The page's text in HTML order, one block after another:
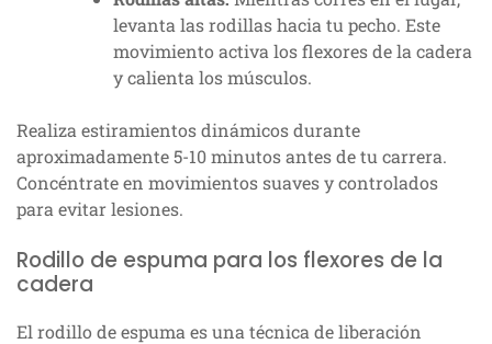
levanta las rodillas hacia tu pecho. Este
movimiento activa los flexores de la cadera
y calienta los músculos.
Realiza estiramientos dinámicos durante
aproximadamente 5-10 minutos antes de tu carrera.
Concéntrate en movimientos suaves y controlados
para evitar lesiones.
Rodillo de espuma para los flexores de la
cadera
El rodillo de espuma es una técnica de liberación